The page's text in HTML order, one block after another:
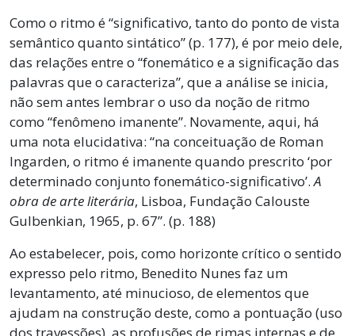
Como o ritmo é “significativo, tanto do ponto de vista
semântico quanto sintático” (p. 177), é por meio dele,
das relações entre o “fonemático e a significação das
palavras que o caracteriza”, que a análise se inicia,
não sem antes lembrar o uso da noção de ritmo
como “fenômeno imanente”. Novamente, aqui, há
uma nota elucidativa: “na conceituação de Roman
Ingarden, o ritmo é imanente quando prescrito ‘por
determinado conjunto fonemático-significativo’.A
obra de arte literária, Lisboa, Fundação Calouste
Gulbenkian, 1965, p. 67”. (p. 188)
Ao estabelecer, pois, como horizonte crítico o sentido
expresso pelo ritmo, Benedito Nunes faz um
levantamento, até minucioso, de elementos que
ajudam na construção deste, como a pontuação (uso
dos travessões), as profusões de rimas internas e de